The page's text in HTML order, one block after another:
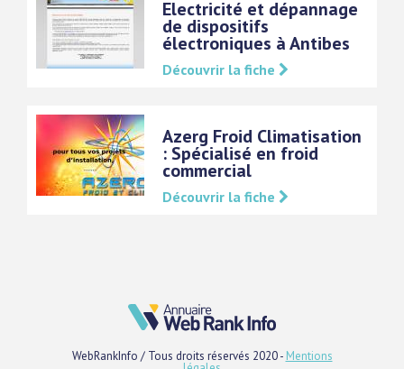
Electricité et dépannage
de dispositifs
électroniques à Antibes
Découvrir la fiche
Azerg Froid Climatisation
: Spécialisé en froid
commercial
Découvrir la fiche
WebRankInfo / Tous droits réservés 2020 - Mentions